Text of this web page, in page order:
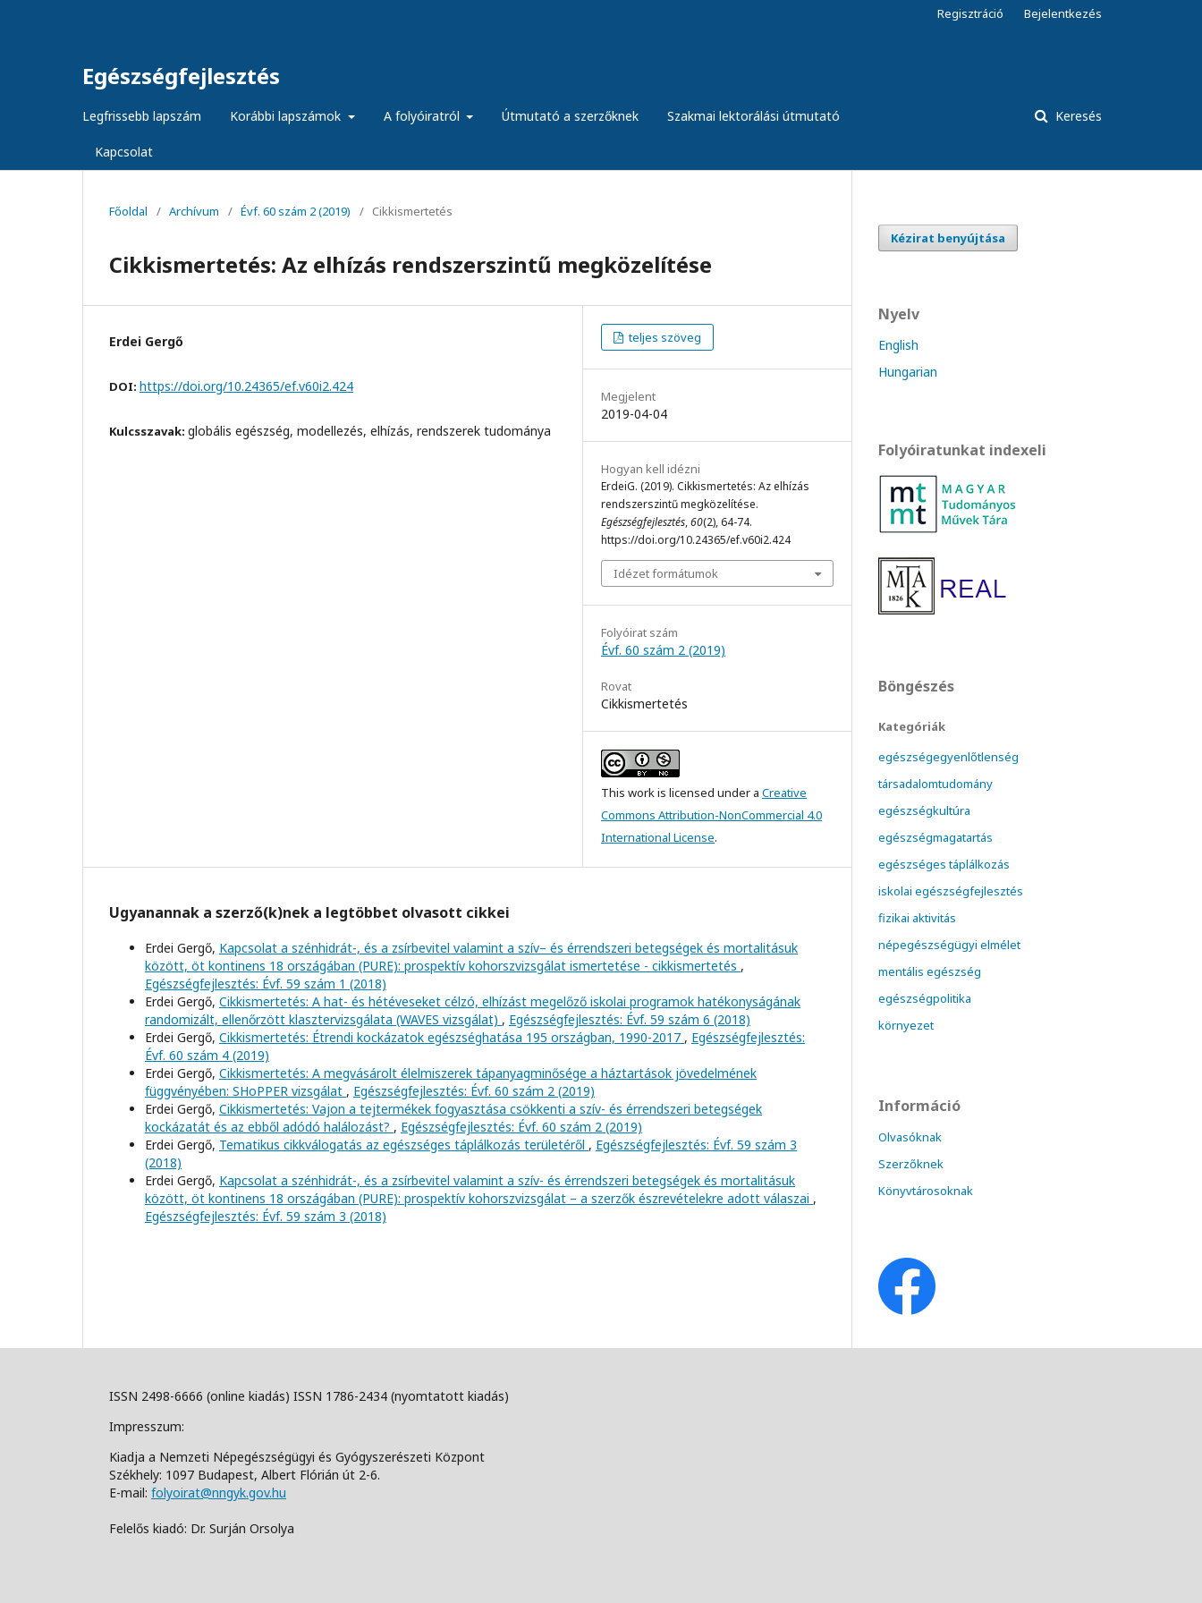
Egészségfejlesztés
Legfrissebb lapszám Korábbi lapszámok A folyóiratról Útmutató a szerzőknek Szakmai lektorálási útmutató
Kapcsolat
Keresés
Regisztráció Bejelentkezés
Főoldal / Archívum / Évf. 60 szám 2 (2019) / Cikkismertetés
Cikkismertetés: Az elhízás rendszerszintű megközelítése
Erdei Gergő
DOI: https://doi.org/10.24365/ef.v60i2.424
Kulcsszavak: globális egészség, modellezés, elhízás, rendszerek tudománya
teljes szöveg
Megjelent
2019-04-04
Hogyan kell idézni
ErdeiG. (2019). Cikkismertetés: Az elhízás
rendszerszintű megközelítése.
Egészségfejlesztés,60(2), 64-74.
https://doi.org/10.24365/ef.v60i2.424
Idézet formátumok
Folyóirat szám
Évf. 60 szám 2 (2019)
Rovat
Cikkismertetés
This work is licensed under a Creative
Commons Attribution-NonCommercial 4.0
International License.
Ugyanannak a szerző(k)nek a legtöbbet olvasott cikkei
Erdei Gergő, Kapcsolat a szénhidrát-, és a zsírbevitel valamint a szív– és érrendszeri betegségek és mortalitásuk
között, öt kontinens 18 országában (PURE): prospektív kohorszvizsgálat ismertetése - cikkismertetés ,
Egészségfejlesztés: Évf. 59 szám 1 (2018)
Erdei Gergő, Cikkismertetés: A hat- és hétéveseket célzó, elhízást megelőző iskolai programok hatékonyságának
randomizált, ellenőrzött klasztervizsgálata (WAVES vizsgálat) , Egészségfejlesztés: Évf. 59 szám 6 (2018)
Erdei Gergő, Cikkismertetés: Étrendi kockázatok egészséghatása 195 országban, 1990-2017 , Egészségfejlesztés:
Évf. 60 szám 4 (2019)
Erdei Gergő, Cikkismertetés: A megvásárolt élelmiszerek tápanyagminősége a háztartások jövedelmének
függvényében: SHoPPER vizsgálat , Egészségfejlesztés: Évf. 60 szám 2 (2019)
Erdei Gergő, Cikkismertetés: Vajon a tejtermékek fogyasztása csökkenti a szív- és érrendszeri betegségek
kockázatát és az ebből adódó halálozást? , Egészségfejlesztés: Évf. 60 szám 2 (2019)
Erdei Gergő, Tematikus cikkválogatás az egészséges táplálkozás területéről , Egészségfejlesztés: Évf. 59 szám 3
(2018)
Erdei Gergő, Kapcsolat a szénhidrát-, és a zsírbevitel valamint a szív- és érrendszeri betegségek és mortalitásuk
között, öt kontinens 18 országában (PURE): prospektív kohorszvizsgálat – a szerzők észrevételekre adott válaszai ,
Egészségfejlesztés: Évf. 59 szám 3 (2018)
Kézirat benyújtása
Nyelv
English
Hungarian
Folyóiratunkat indexeli
Böngészés
Kategóriák
egészségegyenlőtlenség
társadalomtudomány
egészségkultúra
egészségmagatartás
egészséges táplálkozás
iskolai egészségfejlesztés
fizikai aktivitás
népegészségügyi elmélet
mentális egészség
egészségpolitika
környezet
Információ
Olvasóknak
Szerzőknek
Könyvtárosoknak
ISSN 2498-6666 (online kiadás) ISSN 1786-2434 (nyomtatott kiadás)
Impresszum:
Kiadja a Nemzeti Népegészségügyi és Gyógyszerészeti Központ
Székhely: 1097 Budapest, Albert Flórián út 2-6.
E-mail: folyoirat@nngyk.gov.hu
Felelős kiadó: Dr. Surján Orsolya